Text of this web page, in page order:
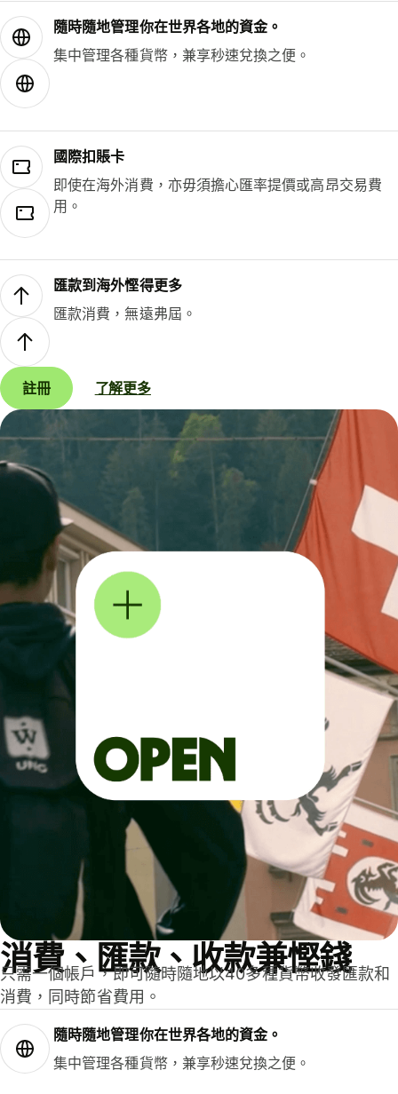
隨時隨地管理你在世界各地的資金。
集中管理各種貨幣，兼享秒速兌換之便。
國際扣賬卡
即使在海外消費，亦毋須擔心匯率提價或高昂交易費
用。
匯款到海外慳得更多
匯款消費，無遠弗屆。
註冊 了解更多
消費、匯款、收款兼慳錢
只需一個帳戶，即可隨時隨地以40多種貨幣收發匯款和
消費，同時節省費用。
隨時隨地管理你在世界各地的資金。
集中管理各種貨幣，兼享秒速兌換之便。